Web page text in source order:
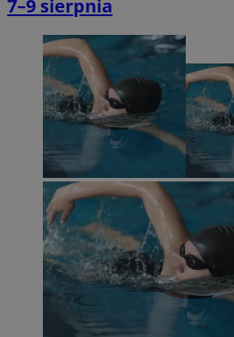
7–9 sierpnia